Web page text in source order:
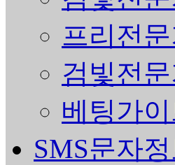
프리전
검빛전
베팅가
SMS문자